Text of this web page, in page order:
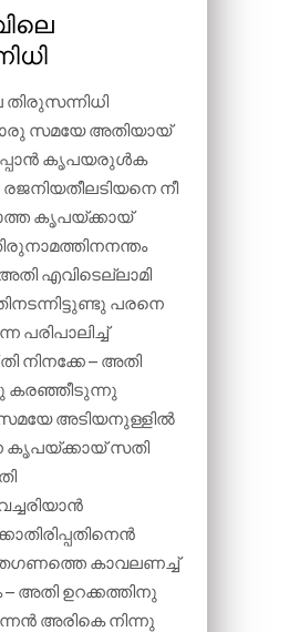
തിരുസന്നിധി
സമയേ അതിയായ്
കൃപയരുൾക
നീ
കൃപയ്ക്കായ്
എവിടെല്ലാമി
പരനെ
പരിപാലിച്ച്
നിനക്കേ – അതി
കരഞ്ഞീടുന്നു
അടിയനുള്ളിൽ
കൃപയ്ക്കായ് സതി
കാവലണച്ച്
അതി ഉറക്കത്തിനു
അരികെ നിന്നു